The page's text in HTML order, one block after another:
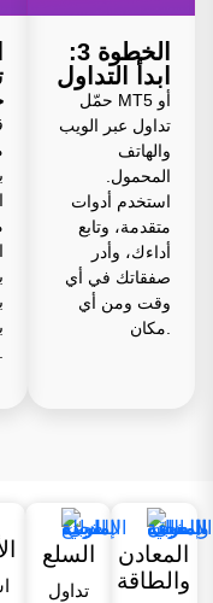
خفية.
الخطوة 3:
ابدأ التداول
حمّل MT5 أو
تداول عبر الويب
والهاتف
المحمول.
استخدم أدوات
متقدمة، وتابع
أداءك، وأدر
صفقاتك في أي
وقت ومن أي
مكان.
السلع
تداول
المعادن
والطاقة